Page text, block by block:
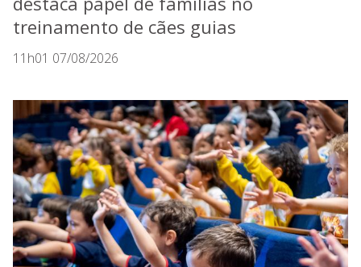
treinamento de cães guias
11h01 07/08/2026